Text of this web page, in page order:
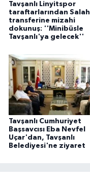
Tavşanlı Linyitspor
taraftarlarından Salah
transferine mizahi
dokunuş: ''Minibüsle
Tavşanlı'ya gelecek''
Tavşanlı Cumhuriyet
Başsavcısı Eba Nevfel
Uçar'dan, Tavşanlı
Belediyesi'ne ziyaret